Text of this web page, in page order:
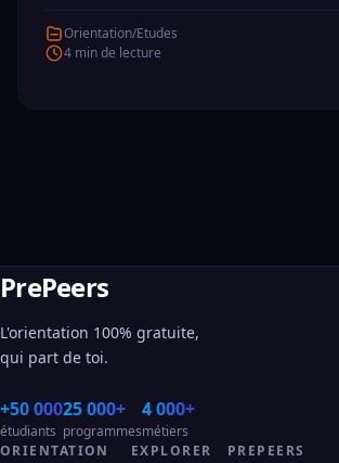
Orientation/Etudes
4 min de lecture
PrePeers
L'orientation 100% gratuite,
qui part de toi.
+50 000
étudiants
25 000+
programmes
4 000+
métiers
ORIENTATION
EXPLORER PREPEERS